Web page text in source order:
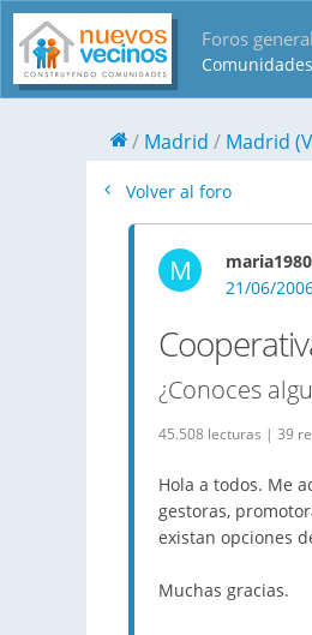
Foros
Comunidades
Madrid Madrid
Volver al foro
M
maria1980
21/06/
¿Conoces
45.508 lecturas | 39
Hola a todos. Me
gestoras,
existan opciones
Muchas gracias.